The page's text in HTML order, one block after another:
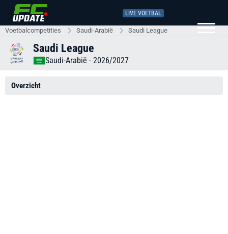
LIVE VOETBAL
Voetbalcompetities Saudi-Arabië Saudi League
Saudi League
Saudi-Arabië - 2026/2027
Overzicht